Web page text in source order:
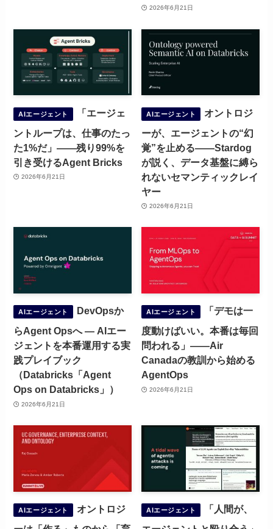
2026年6月21日
AIエージェント
「エージェ
ントループは、仕事のたっ
た1%だ」——残り99%を
引き受けるAgent Bricks
2026年6月21日
AIエージェント
オントロジ
ーが、エージェントの“幻
覚”を止める——Stardog
が説く、データ基盤に縛ら
れないセマンティックレイ
ヤー
2026年6月21日
AIエージェント
DevOpsか
らAgent Opsへ ― AIエー
ジェントを本番運用する実
践プレイブック
（Databricks「Agent
Ops on Databricks」）
2026年6月21日
AIエージェント
「デモは一
度動けばいい。本番は毎回
問われる」——Air
Canadaの教訓から始める
AgentOps
2026年6月21日
AIエージェント
オントロジ
AIエージェント
「人間が、